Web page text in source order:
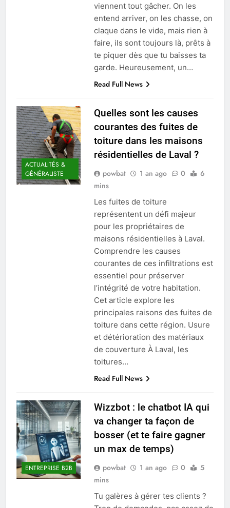
viennent tout gâcher. On les
entend arriver, on les chasse, on
claque dans le vide, mais rien à
faire, ils sont toujours là, prêts à
te piquer dès que tu baisses ta
garde. Heureusement, un…
Read Full News
ACTUALITÉS &
GÉNÉRALISTE
Quelles sont les causes
courantes des fuites de
toiture dans les maisons
résidentielles de Laval ?
powbat 1 an ago 0
6
mins
Les fuites de toiture
représentent un défi majeur
pour les propriétaires de
maisons résidentielles à Laval.
Comprendre les causes
courantes de ces infiltrations est
essentiel pour préserver
l’intégrité de votre habitation.
Cet article explore les
principales raisons des fuites de
toiture dans cette région. Usure
et détérioration des matériaux
de couverture À Laval, les
toitures…
Read Full News
ENTREPRISE B2B
Wizzbot : le chatbot IA qui
va changer ta façon de
bosser (et te faire gagner
un max de temps)
powbat 1 an ago 0
5
mins
Tu galères à gérer tes clients ?